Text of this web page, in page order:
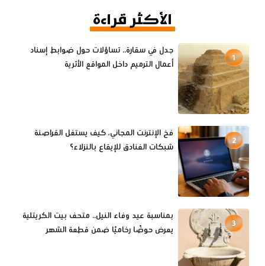
الأكثر قراءة
1
جدل في سقارة.. تساؤلات حول ضوابط إسناد
أعمال الترميم داخل المواقع الأثرية
2
فخ الإنترنت المجاني، كيف يستغل القراصنة
شبكات الفنادق للإيقاع بالنزلاء؟
3
بمناسبة عيد وفاء النيل.. متحف بيت الكريتلية
يعرض حوضًا رخاميًا ضمن قطعة الشهر